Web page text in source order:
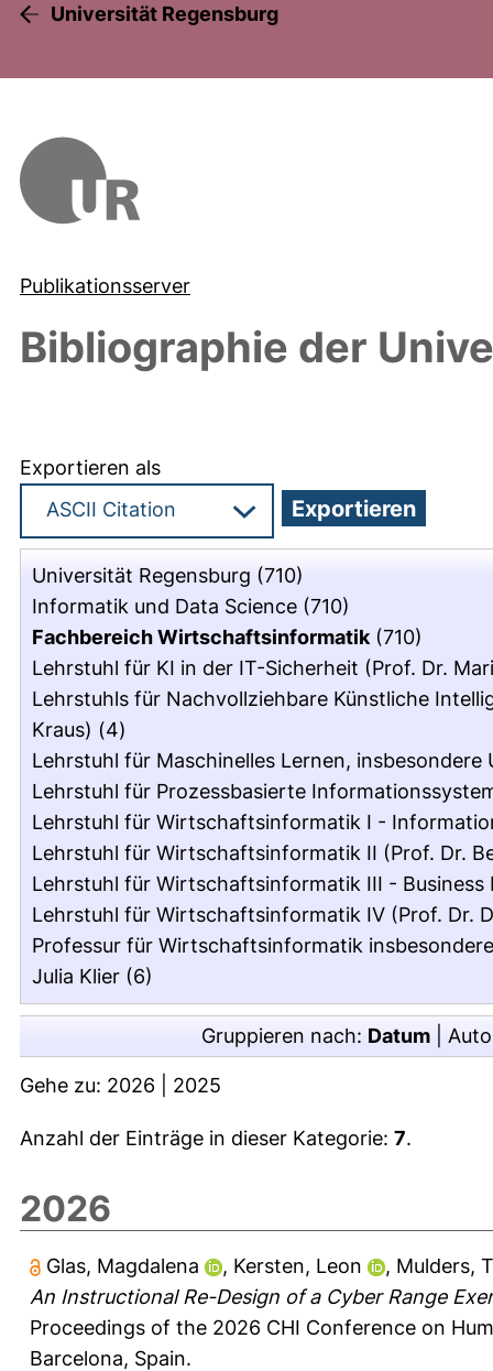
Universität Regensburg
Publikationsserver
Bibliographie der
Exportieren als
Universität Regensburg (710)
Informatik und Data Science (710)
Fachbereich Wirtschaftsinformatik (710)
Lehrstuhl für KI in der IT-Sicherheit (Prof. Dr.
Lehrstuhls für Nachvollziehbare Künstliche
Kraus) (4)
Lehrstuhl für Maschinelles Lernen,
Lehrstuhl für Prozessbasierte
Lehrstuhl für Wirtschaftsinformatik I -
Lehrstuhl für Wirtschaftsinformatik II (Prof. Dr.
Lehrstuhl für Wirtschaftsinformatik III - Business
Lehrstuhl für Wirtschaftsinformatik IV (Prof. Dr.
Professur für Wirtschaftsinformatik
Julia Klier (6)
Gruppieren nach: Datum
Gehe zu: 2026 2025
Anzahl der Einträge in dieser Kategorie: 7.
2026
Glas, Magdalena , Kersten, Leon , Mulders,
An Instructional Re-Design of a Cyber Range
Proceedings of the 2026 CHI Conference on
Barcelona, Spain.